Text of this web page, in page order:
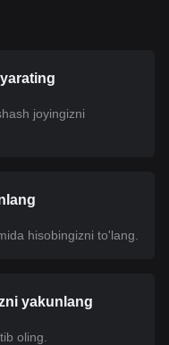
ro'yxatga olingan
joyingizni
hisobingizni to'lang.
yakunlang
oling.